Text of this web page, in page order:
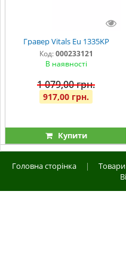
Гравер Vitals Eu 1335KP
Код: 000233121
В наявності
1 079,00 грн.
917,00 грн.
Купити
Головна сторінка | Товари